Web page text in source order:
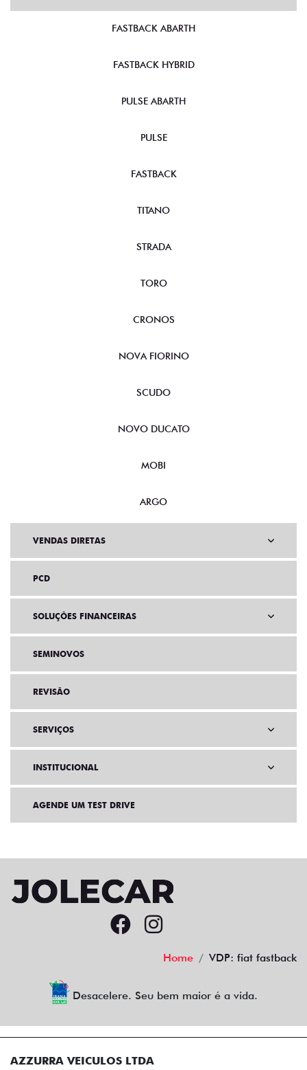
FASTBACK ABARTH
FASTBACK HYBRID
PULSE ABARTH
PULSE
FASTBACK
TITANO
STRADA
TORO
CRONOS
NOVA FIORINO
SCUDO
NOVO DUCATO
MOBI
ARGO
VENDAS DIRETAS
PCD
SOLUÇÕES FINANCEIRAS
SEMINOVOS
REVISÃO
SERVIÇOS
INSTITUCIONAL
AGENDE UM TEST DRIVE
Home VDP: fiat fastback
Desacelere. Seu bem maior é a vida.
AZZURRA VEICULOS LTDA